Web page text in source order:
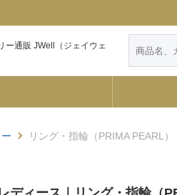
ー通販 JWell（ジェイウェ
リング・指輪（PRIMA PEARL）